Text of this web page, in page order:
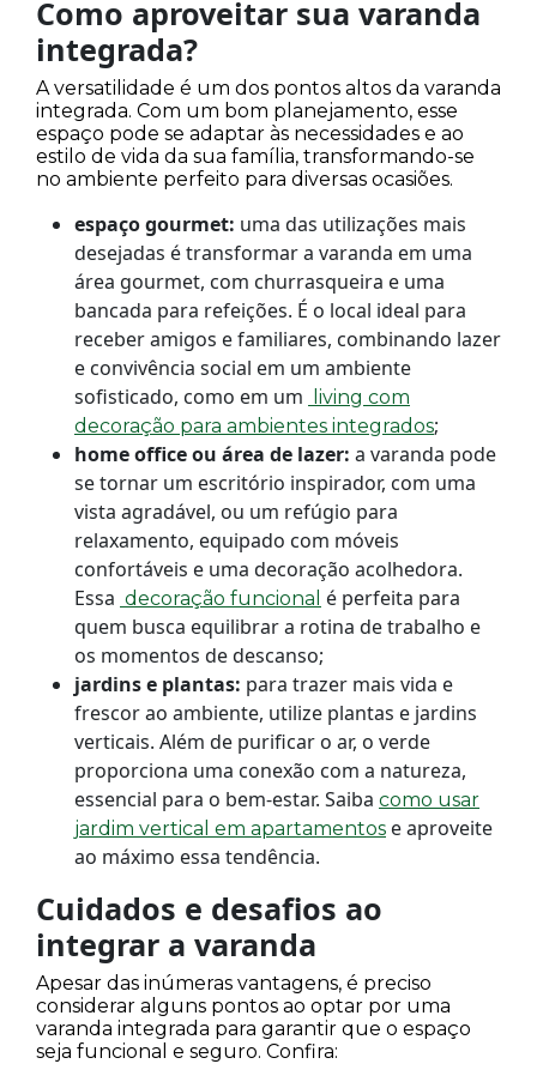
Como aproveitar sua varanda
integrada?
A versatilidade é um dos pontos altos da varanda
integrada. Com um bom planejamento, esse
espaço pode se adaptar às necessidades e ao
estilo de vida da sua família, transformando-se
no ambiente perfeito para diversas ocasiões.
espaço gourmet: uma das utilizações mais
desejadas é transformar a varanda em uma
área gourmet, com churrasqueira e uma
bancada para refeições. É o local ideal para
receber amigos e familiares, combinando lazer
e convivência social em um ambiente
sofisticado, como em um
living com
decoração para ambientes integrados;
home office ou área de lazer: a varanda pode
se tornar um escritório inspirador, com uma
vista agradável, ou um refúgio para
relaxamento, equipado com móveis
confortáveis e uma decoração acolhedora.
Essa decoração funcional é perfeita para
quem busca equilibrar a rotina de trabalho e
os momentos de descanso;
jardins e plantas: para trazer mais vida e
frescor ao ambiente, utilize plantas e jardins
verticais. Além de purificar o ar, o verde
proporciona uma conexão com a natureza,
essencial para o bem-estar. Saiba como usar
jardim vertical em apartamentos e aproveite
ao máximo essa tendência.
Cuidados e desafios ao
integrar a varanda
Apesar das inúmeras vantagens, é preciso
considerar alguns pontos ao optar por uma
varanda integrada para garantir que o espaço
seja funcional e seguro. Confira: